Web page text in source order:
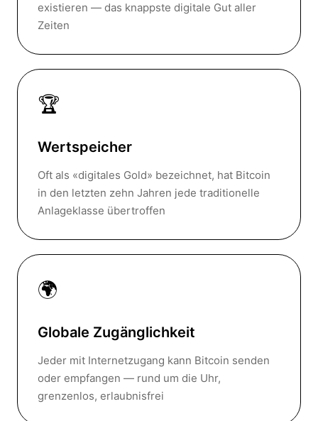
existieren — das knappste digitale Gut aller
Zeiten
🏆
Wertspeicher
Oft als «digitales Gold» bezeichnet, hat Bitcoin
in den letzten zehn Jahren jede traditionelle
Anlageklasse übertroffen
🌍
Globale Zugänglichkeit
Jeder mit Internetzugang kann Bitcoin senden
oder empfangen — rund um die Uhr,
grenzenlos, erlaubnisfrei